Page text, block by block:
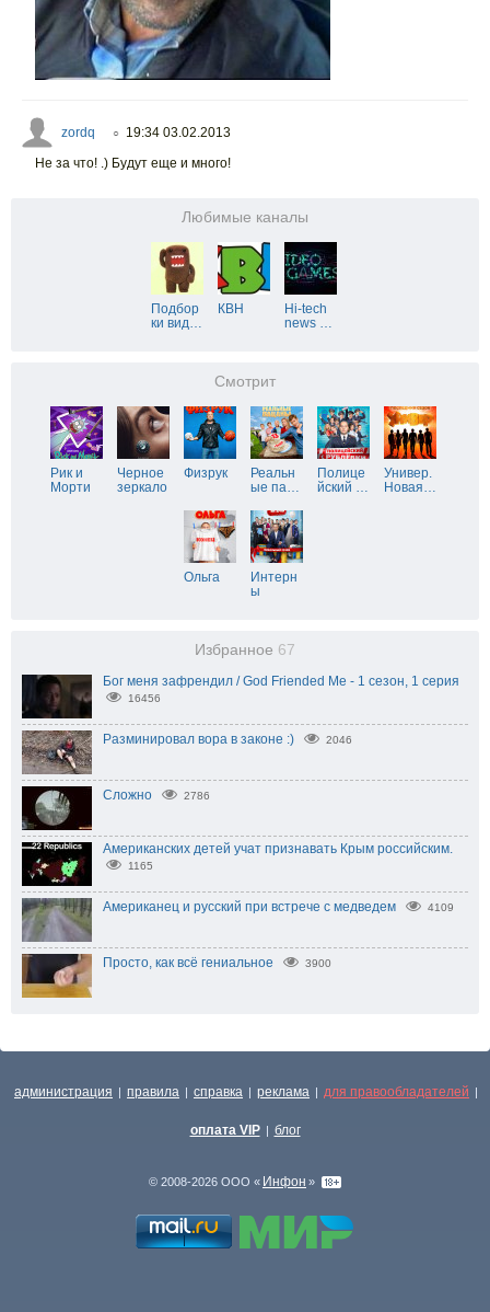
zordq ○ 19:34 03.02.2013
Не за что! .) Будут еще и много!
Любимые каналы
Подбор
ки вид…
КВН
Hi-tech
news …
Смотрит
Рик и
Морти
Черное
зеркало
Физрук
Реальн
ые па…
Полице
йский …
Универ.
Новая…
Ольга
Интерн
ы
Избранное 67
Бог меня зафрендил / God Friended Me - 1 сезон, 1 серия
16456
Разминировал вора в законе :) 2046
Сложно 2786
Американских детей учат признавать Крым российским.
1165
Американец и русский при встрече с медведем 4109
Просто, как всё гениальное 3900
администрация | правила | справка | реклама | для правообладателей |
оплата VIP | блог
© 2008-2026 ООО « Инфон »